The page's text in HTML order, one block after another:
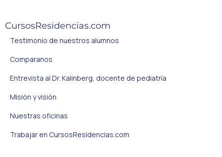
CursosResidencias.com
Testimonio de nuestros alumnos
Comparanos
Entrevista al Dr. Kalinberg, docente de pediatría
Misión y visión
Nuestras oficinas
Trabajar en CursosResidencias.com